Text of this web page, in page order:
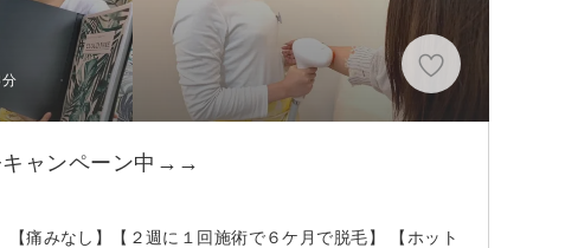
ャンペーン中→→
痛みなし】【２週に１回施術で６ケ月で脱毛】 【ホット